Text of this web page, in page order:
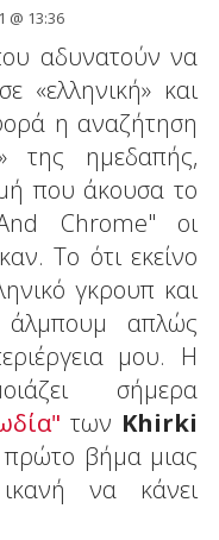
@ 13:36
αδυνατούν να
«ελληνική» και
η αναζήτηση
της ημεδαπής,
που άκουσα το
Chrome" οι
Το ότι εκείνο
γκρουπ και
άλμπουμ απλώς
μου. Η
σήμερα
των Khirki
πρώτο βήμα μιας
να κάνει